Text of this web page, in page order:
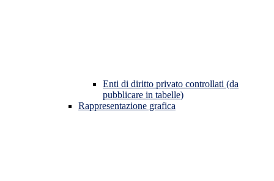
Enti di diritto privato controllati (da
pubblicare in tabelle)
Rappresentazione grafica